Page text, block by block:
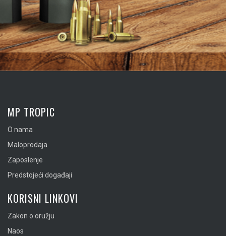
MP TROPIC
O nama
Maloprodaja
Zaposlenje
Predstojeći događaji
KORISNI LINKOVI
Zakon o oružju
Naos